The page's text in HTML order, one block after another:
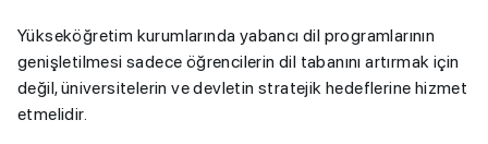
Yükseköğretim kurumlarında yabancı dil programlarının
genişletilmesi sadece öğrencilerin dil tabanını artırmak için
değil, üniversitelerin ve devletin stratejik hedeflerine hizmet
etmelidir.